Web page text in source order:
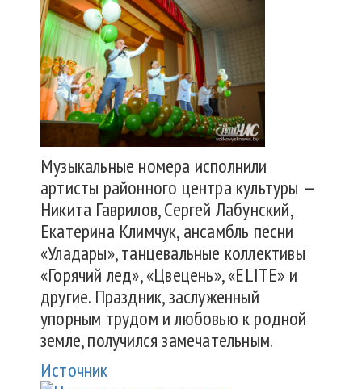
Музыкальные номера исполнили
артисты районного центра культуры —
Никита Гаврилов, Сергей Лабунский,
Екатерина Климчук, ансамбль песни
«Уладары», танцевальные коллективы
«Горячий лед», «Цвецень», «ELITE» и
другие. Праздник, заслуженный
упорным трудом и любовью к родной
земле, получился замечательным.
Источник